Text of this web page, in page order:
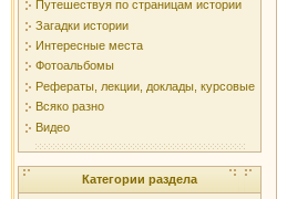
Путешествуя по страницам истории
Загадки истории
Интересные места
Фотоальбомы
Рефераты, лекции, доклады, курсовые
Всяко разно
Видео
Категории раздела